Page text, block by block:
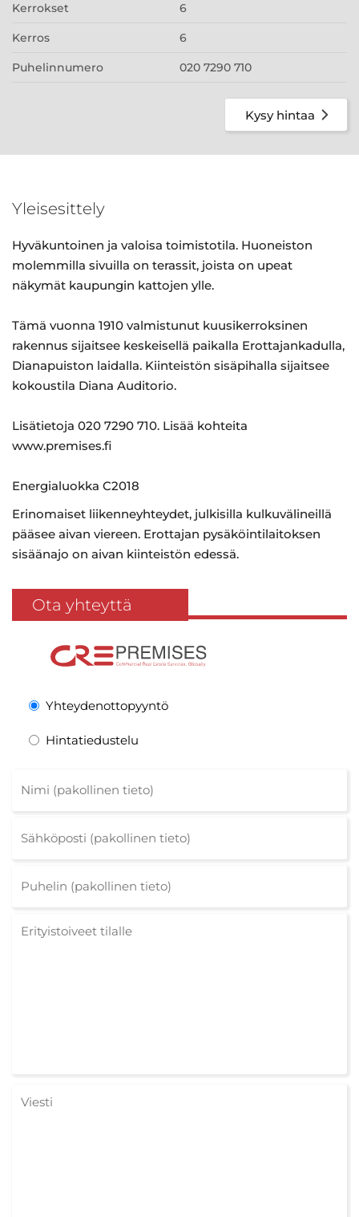
Kerrokset 6
Kerros 6
Puhelinnumero 020 7290 710
Kysy hintaa
Yleisesittely
Hyväkuntoinen ja valoisa toimistotila. Huoneiston
molemmilla sivuilla on terassit, joista on upeat
näkymät kaupungin kattojen ylle.
Tämä vuonna 1910 valmistunut kuusikerroksinen
rakennus sijaitsee keskeisellä paikalla Erottajankadulla,
Dianapuiston laidalla. Kiinteistön sisäpihalla sijaitsee
kokoustila Diana Auditorio.
Lisätietoja 020 7290 710. Lisää kohteita
www.premises.fi
Energialuokka C2018
Erinomaiset liikenneyhteydet, julkisilla kulkuvälineillä
pääsee aivan viereen. Erottajan pysäköintilaitoksen
sisäänajo on aivan kiinteistön edessä.
Ota yhteyttä
Yhteydenottopyyntö
Hintatiedustelu